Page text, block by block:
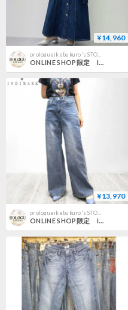
¥14,960
ONLINE SHOP限定 INDIMARK インディマーク カーゴデニムスカート WJ240 フロントボタン デニムスカート
¥13,970
prologueikebukuro's STORE
ONLINE SHOP限定 INDIMARK バック切替 ワイドデニム ブリーチ WJ236